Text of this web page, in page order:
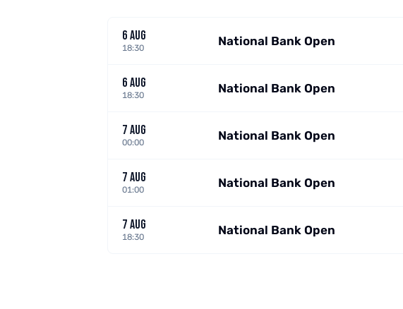
6 AUG
18:30 National Bank Open
6 AUG
18:30 National Bank Open
7 AUG
00:00 National Bank Open
7 AUG
01:00 National Bank Open
7 AUG
18:30 National Bank Open